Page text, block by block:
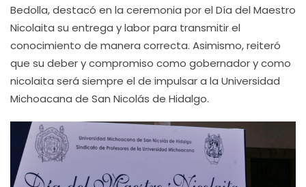
Bedolla, destacó en la ceremonia por el Día del Maestro
Nicolaita su entrega y labor para transmitir el
conocimiento de manera correcta. Asimismo, reiteró
que su deber y compromiso como gobernador y como
nicolaita será siempre el de impulsar a la Universidad
Michoacana de San Nicolás de Hidalgo.